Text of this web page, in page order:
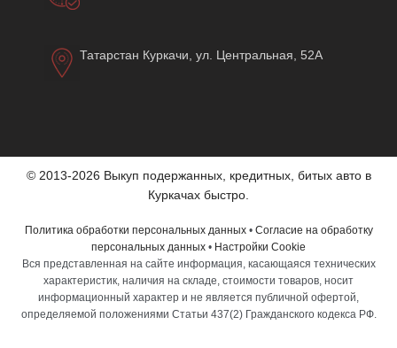
Татарстан Куркачи, ул. Центральная, 52А
© 2013-2026 Выкуп подержанных, кредитных, битых авто в
Куркачах быстро.
Политика обработки персональных данных• Согласие на обработку
персональных данных • Настройки Cookie
Вся представленная на сайте информация, касающаяся технических
характеристик, наличия на складе, стоимости товаров, носит
информационный характер и не является публичной офертой,
определяемой положениями Статьи 437(2) Гражданского кодекса РФ.